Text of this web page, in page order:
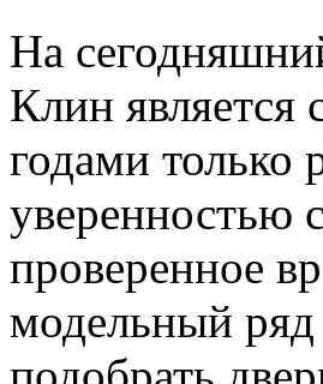
На
Клин является
годами только
уверенностью
проверенное
модельный ряд